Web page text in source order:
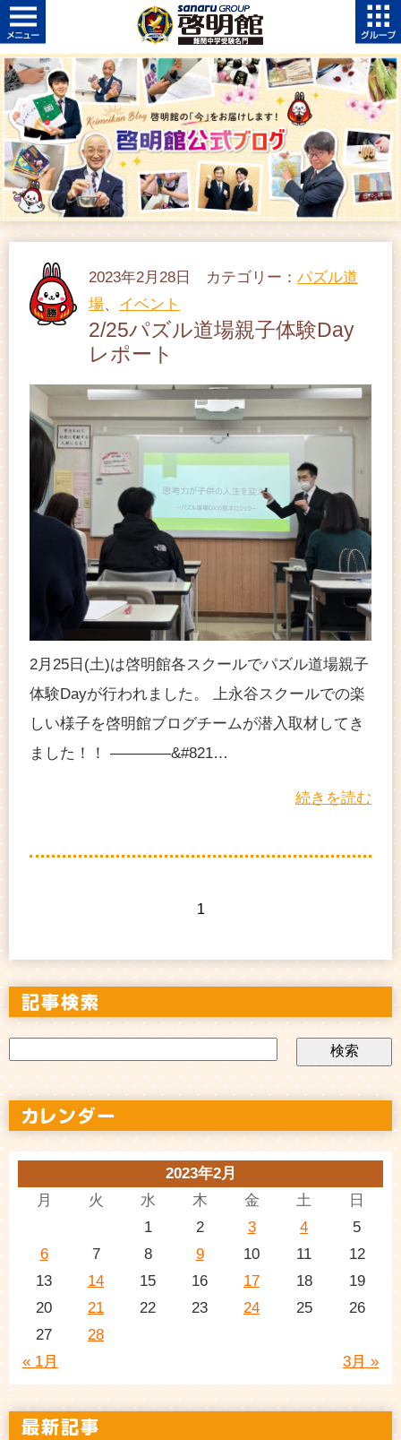
2023年2月28日 カテゴリー： パズル道
場、 イベント
2/25パズル道場親子体験Day
レポート
2月25日(土)は啓明館各スクールでパズル道場親子
体験Dayが行われました。 上永谷スクールでの楽
しい様子を啓明館ブログチームが潜入取材してき
ました！！ ————&#821…
続きを読む
1
2023年2月
月
火 水 木 金 土 日
« 1月 3月 »
1 2 3 4
5
6
7 8 9 10 11
12
13
14 15 16 17 18
19
20
21 22 23 24 25
26
27
28